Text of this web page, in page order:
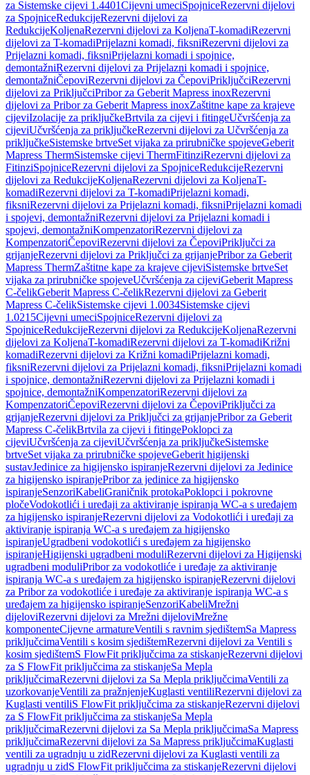
za Sistemske cijevi 1.4401Cijevni umeciSpojniceRezervni dijelovi
za SpojniceRedukcijeRezervni dijelovi za
RedukcijeKoljenaRezervni dijelovi za KoljenaT-komadiRezervni
dijelovi za T-komadiPrijelazni komadi, fiksniRezervni dijelovi za
Prijelazni komadi, fiksniPrijelazni komadi i spojnice,
demontažniRezervni dijelovi za Prijelazni komadi i spojnice,
demontažniČepoviRezervni dijelovi za ČepoviPriključciRezervni
dijelovi za PriključciPribor za Geberit Mapress inoxRezervni
dijelovi za Pribor za Geberit Mapress inoxZaštitne kape za krajeve
cijeviIzolacije za priključkeBrtvila za cijevi i fitingeUčvršćenja za
cijeviUčvršćenja za priključkeRezervni dijelovi za Učvršćenja za
priključkeSistemske brtveSet vijaka za prirubničke spojeveGeberit
Mapress ThermSistemske cijevi ThermFitinziRezervni dijelovi za
FitinziSpojniceRezervni dijelovi za SpojniceRedukcijeRezervni
dijelovi za RedukcijeKoljenaRezervni dijelovi za KoljenaT-
komadiRezervni dijelovi za T-komadiPrijelazni komadi,
fiksniRezervni dijelovi za Prijelazni komadi, fiksniPrijelazni komadi
i spojevi, demontažniRezervni dijelovi za Prijelazni komadi i
spojevi, demontažniKompenzatoriRezervni dijelovi za
KompenzatoriČepoviRezervni dijelovi za ČepoviPriključci za
grijanjeRezervni dijelovi za Priključci za grijanjePribor za Geberit
Mapress ThermZaštitne kape za krajeve cijeviSistemske brtveSet
vijaka za prirubničke spojeveUčvršćenja za cijeviGeberit Mapress
C-čelikGeberit Mapress C-čelikRezervni dijelovi za Geberit
Mapress C-čelikSistemske cijevi 1.0034Sistemske cijevi
1.0215Cijevni umeciSpojniceRezervni dijelovi za
SpojniceRedukcijeRezervni dijelovi za RedukcijeKoljenaRezervni
dijelovi za KoljenaT-komadiRezervni dijelovi za T-komadiKrižni
komadiRezervni dijelovi za Križni komadiPrijelazni komadi,
fiksniRezervni dijelovi za Prijelazni komadi, fiksniPrijelazni komadi
i spojnice, demontažniRezervni dijelovi za Prijelazni komadi i
spojnice, demontažniKompenzatoriRezervni dijelovi za
KompenzatoriČepoviRezervni dijelovi za ČepoviPriključci za
grijanjeRezervni dijelovi za Priključci za grijanjePribor za Geberit
Mapress C-čelikBrtvila za cijevi i fitingePoklopci za
cijeviUčvršćenja za cijeviUčvršćenja za priključkeSistemske
brtveSet vijaka za prirubničke spojeveGeberit higijenski
sustavJedinice za higijensko ispiranjeRezervni dijelovi za Jedinice
za higijensko ispiranjePribor za jedinice za higijensko
ispiranjeSenzoriKabeliGraničnik protokaPoklopci i pokrovne
pločeVodokotlići i uređaji za aktiviranje ispiranja WC-a s uređajem
za higijensko ispiranjeRezervni dijelovi za Vodokotlići i uređaji za
aktiviranje ispiranja WC-a s uređajem za higijensko
ispiranjeUgradbeni vodokotlići s uređajem za higijensko
ispiranjeHigijenski ugradbeni moduliRezervni dijelovi za Higijenski
ugradbeni moduliPribor za vodokotliće i uređaje za aktiviranje
ispiranja WC-a s uređajem za higijensko ispiranjeRezervni dijelovi
za Pribor za vodokotliće i uređaje za aktiviranje ispiranja WC-a s
uređajem za higijensko ispiranjeSenzoriKabeliMrežni
dijeloviRezervni dijelovi za Mrežni dijeloviMrežne
komponenteCijevne armatureVentili s ravnim sjedištemSa Mapress
priključcimaVentili s kosim sjedištemRezervni dijelovi za Ventili s
kosim sjedištemS FlowFit priključcima za stiskanjeRezervni dijelovi
za S FlowFit priključcima za stiskanjeSa Mepla
priključcimaRezervni dijelovi za Sa Mepla priključcimaVentili za
uzorkovanjeVentili za pražnjenjeKuglasti ventiliRezervni dijelovi za
Kuglasti ventiliS FlowFit priključcima za stiskanjeRezervni dijelovi
za S FlowFit priključcima za stiskanjeSa Mepla
priključcimaRezervni dijelovi za Sa Mepla priključcimaSa Mapress
priključcimaRezervni dijelovi za Sa Mapress priključcimaKuglasti
ventili za ugradnju u zidRezervni dijelovi za Kuglasti ventili za
ugradnju u zidS FlowFit priključcima za stiskanjeRezervni dijelovi